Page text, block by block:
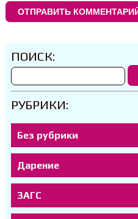
ПОИСК:
РУБРИКИ:
Без рубрики
Дарение
ЗАГС